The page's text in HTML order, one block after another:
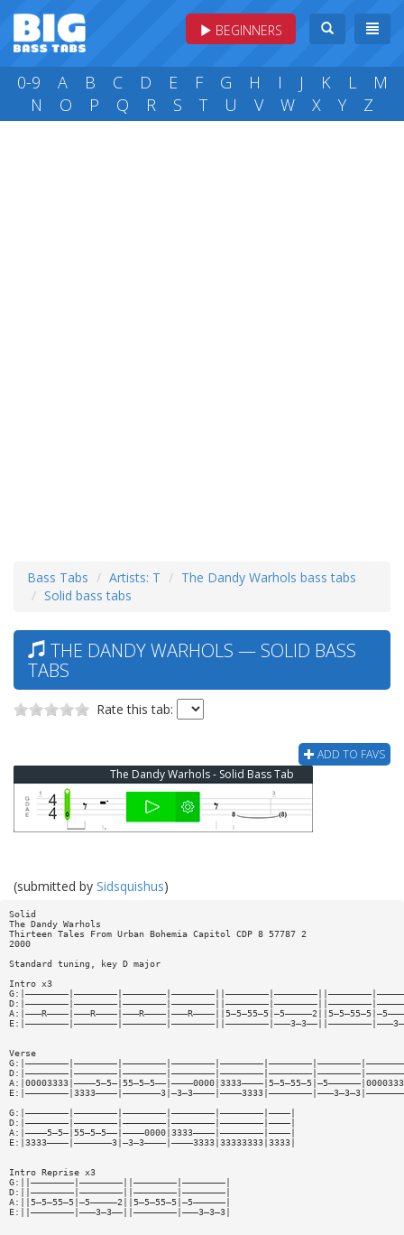
BEGINNERS
0-9 A B C D E F G H I J K L
M
N
O P Q R S T U V W X Y Z
Bass Tabs Artists: T
The Dandy Warhols bass tabs
Solid bass tabs
THE DANDY WARHOLS — SOLID BASS
TABS
Rate this tab:
ADD TO FAVS
The Dandy Warhols - Solid Bass Tab
(submitted by Sidsquishus)
Solid
The Dandy Warhols
Thirteen Tales From Urban Bohemia Capitol CDP 8 57787 2
2000
Standard tuning, key D major
Intro x3
Verse
G:|————————|————————|————————|————————|————————|————|
D:|————————|————————|————————|————————|————————|————|
A:|————5—5—|55—5—5——|————0000|3333————|————————|————|
E:|3333————|———————3|—3—3————|————3333|33333333|3333|
Intro Reprise x3
G:||————————|————————||————————|————————|
D:||————————|————————||————————|————————|
A:||5—5—55—5|—5—————2||5—5—55—5|—5——————|
E:||————————|———3—3——||————————|———3—3—3|